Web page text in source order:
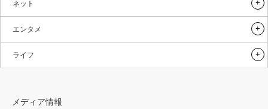
ネット
エンタメ
ライフ
メディア情報